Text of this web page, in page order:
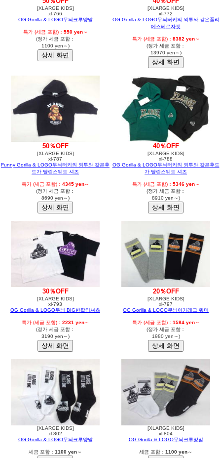
[XLARGE KIDS]
xl-766
OG Gorilla & LOGO무늬크루양말
특가 (세금 포함)： 550 yen～
(정가 세금 포함：
1100 yen～)
[XLARGE KIDS]
xl-772
OG Gorilla & LOGO무늬터키의 외투와 같은폴리
에스테르자켓
특가 (세금 포함)： 8382 yen～
(정가 세금 포함：
13970 yen～)
50％OFF
[XLARGE KIDS]
xl-787
Funny Gorilla & LOGO무늬터키의 외투와 같은후
드가 달린스웨트 셔츠
특가 (세금 포함)： 4345 yen～
(정가 세금 포함：
8690 yen～)
40％OFF
[XLARGE KIDS]
xl-788
OG Gorilla & LOGO무늬터키의 외투와 같은후드
가 달린스웨트 셔츠
특가 (세금 포함)： 5346 yen～
(정가 세금 포함：
8910 yen～)
30％OFF
[XLARGE KIDS]
xl-793
OG Gorilla & LOGO무늬 BIG반팔티셔츠
특가 (세금 포함)： 2231 yen～
(정가 세금 포함：
3190 yen～)
20％OFF
[XLARGE KIDS]
xl-797
OG Gorilla & LOGO무늬아가레그 워머
특가 (세금 포함)： 1584 yen～
(정가 세금 포함：
1980 yen～)
[XLARGE KIDS]
xl-802
OG Gorilla & LOGO무늬크루양말
세금 포함： 1100 yen～
[XLARGE KIDS]
xl-804
OG Gorilla & LOGO무늬크루양말
세금 포함： 1100 yen～